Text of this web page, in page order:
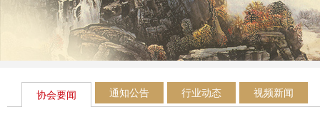
协会要闻 通知公告 行业动态 视频新闻